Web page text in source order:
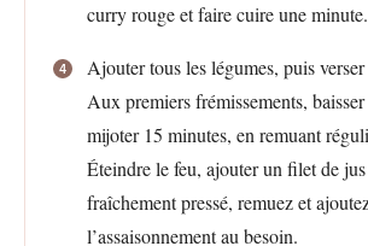
curry rouge et faire cuire une minute.
Ajouter tous les légumes, puis
Aux premiers frémissements,
mijoter 15 minutes, en remuant
Éteindre le feu, ajouter un filet de
fraîchement pressé, remuez et
l’assaisonnement au besoin.